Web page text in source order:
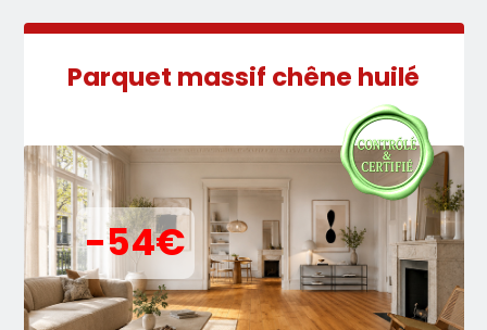
Parquet massif chêne huilé
-54€